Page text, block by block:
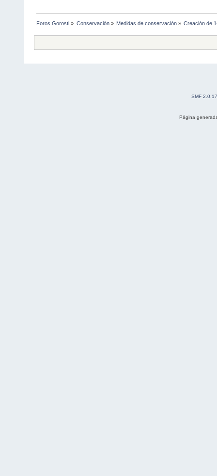
Foros Gorosti » Conservación» Medidas de conservación» Creación de
SMF 2.0.17
Página